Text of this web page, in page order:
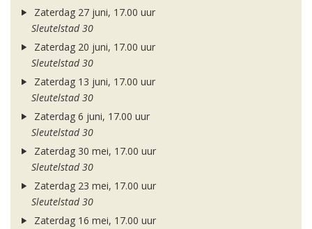
Zaterdag 27 juni, 17.00 uur
Sleutelstad 30
Zaterdag 20 juni, 17.00 uur
Sleutelstad 30
Zaterdag 13 juni, 17.00 uur
Sleutelstad 30
Zaterdag 6 juni, 17.00 uur
Sleutelstad 30
Zaterdag 30 mei, 17.00 uur
Sleutelstad 30
Zaterdag 23 mei, 17.00 uur
Sleutelstad 30
Zaterdag 16 mei, 17.00 uur